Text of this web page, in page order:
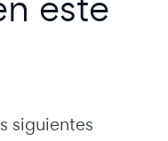
siguientes